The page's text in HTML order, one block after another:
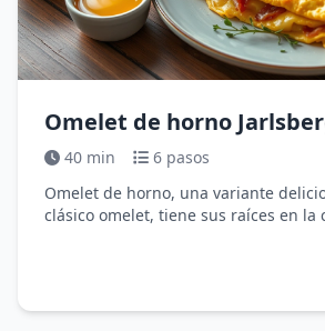
Omelet de horno
40 min
6 pasos
Omelet de horno, una variante
clásico omelet, tiene sus raíces en la